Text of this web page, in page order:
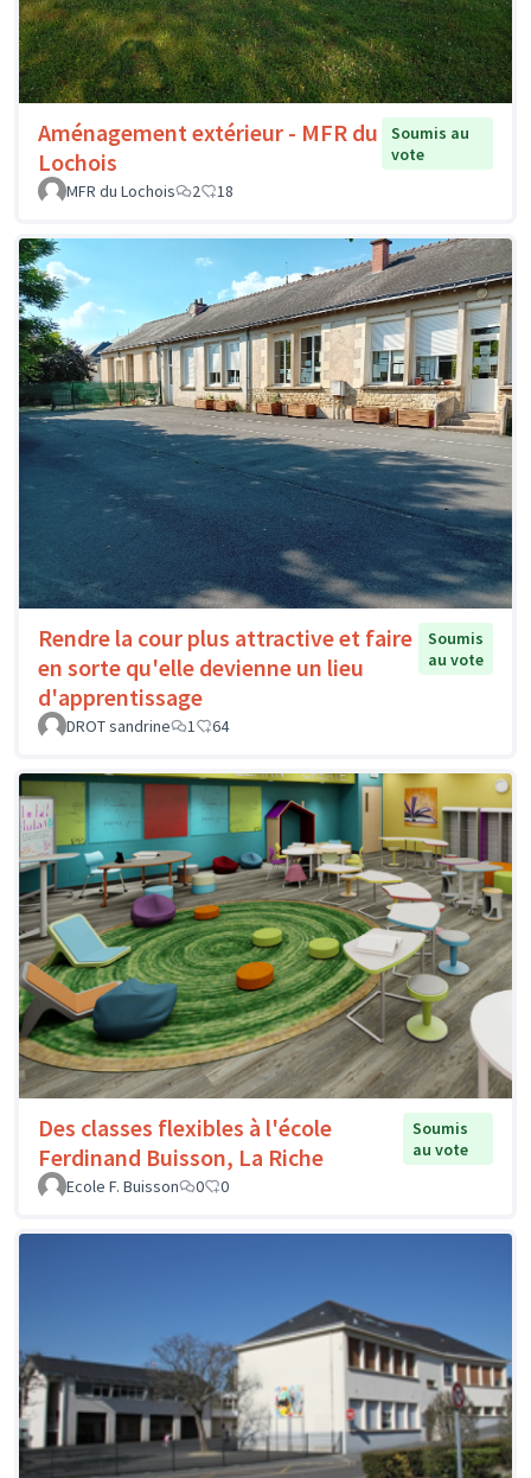
Aménagement extérieur - MFR du
Lochois
Soumis au
vote
MFR du Lochois
2 18
Rendre la cour plus attractive et faire
en sorte qu'elle devienne un lieu
d'apprentissage
Soumis
au vote
DROT sandrine 1 64
Des classes flexibles à l'école
Ferdinand Buisson, La Riche
Soumis
au vote
Ecole F. Buisson
0 0